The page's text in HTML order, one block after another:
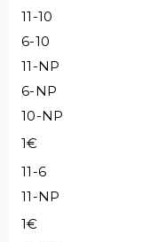
11-10
6-10
11-NP
6-NP
10-NP
1€
11-6
11-NP
1€